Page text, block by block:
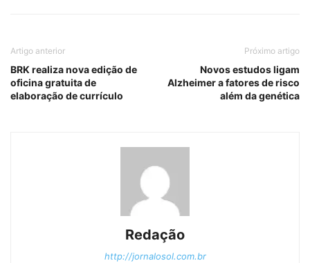
Artigo anterior
BRK realiza nova edição de
oficina gratuita de
elaboração de currículo
Próximo artigo
Novos estudos ligam
Alzheimer a fatores de risco
além da genética
Redação
http://jornalosol.com.br